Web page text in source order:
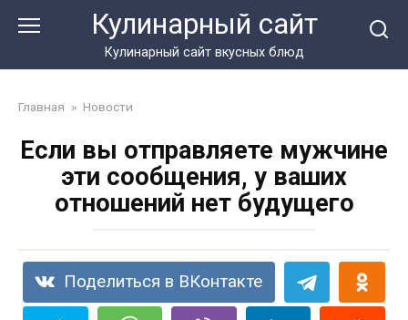
Кулинарный сайт
Кулинарный сайт вкусных блюд
Главная » Новости
Если вы отправляете мужчине
эти сообщения, у ваших
отношений нет будущего
Поделиться в ВКонтакте